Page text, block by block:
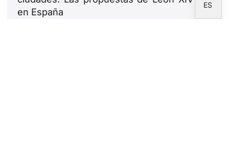
en España
ES